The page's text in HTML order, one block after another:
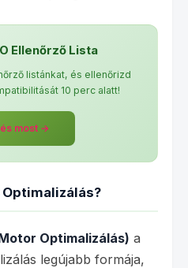
Ellenőrző Lista
listánkat, és ellenőrizd
10 perc alatt!
most →
Optimalizálás?
Optimalizálás) a
legújabb formája,